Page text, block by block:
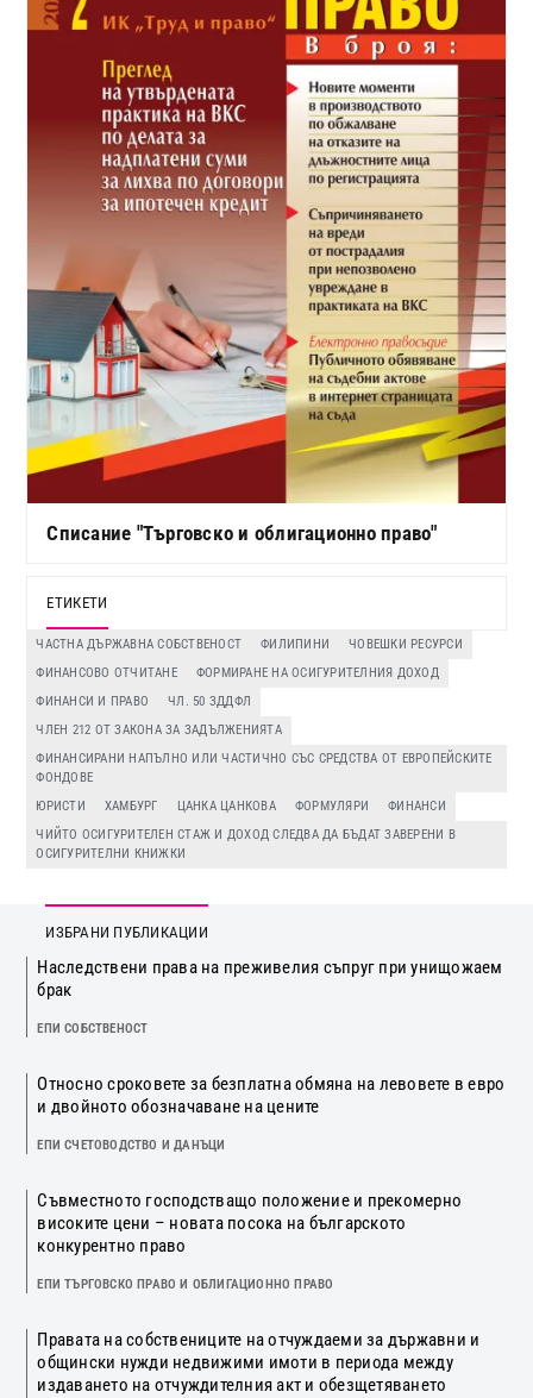
Списание "Търговско и облигационно право"
ЕТИКЕТИ
ЧАСТНА ДЪРЖАВНА СОБСТВЕНОСТ ФИЛИПИНИ
ЧОВЕШКИ РЕСУРСИ
ФИНАНСОВО ОТЧИТАНЕ
ФОРМИРАНЕ НА ОСИГУРИТЕЛНИЯ ДОХОД
ФИНАНСИ И ПРАВО
ЧЛ. 50 ЗДДФЛ
ЧЛЕН 212 ОТ ЗАКОНА ЗА ЗАДЪЛЖЕНИЯТА
ФИНАНСИРАНИ НАПЪЛНО ИЛИ ЧАСТИЧНО СЪС СРЕДСТВА ОТ ЕВРОПЕЙСКИТЕ
ФОНДОВЕ
ЮРИСТИ
ХАМБУРГ ЦАНКА ЦАНКОВА ФОРМУЛЯРИ
ФИНАНСИ
ЧИЙТО ОСИГУРИТЕЛЕН СТАЖ И ДОХОД СЛЕДВА ДА БЪДАТ ЗАВЕРЕНИ В
ОСИГУРИТЕЛНИ КНИЖКИ
ИЗБРАНИ ПУБЛИКАЦИИ
Наследствени права на преживелия съпруг при унищожаем
брак
ЕПИ СОБСТВЕНОСТ
Относно сроковете за безплатна обмяна на левовете в евро
и двойното обозначаване на цените
ЕПИ СЧЕТОВОДСТВО И ДАНЪЦИ
Съвместното господстващо положение и прекомерно
високите цени – новата посока на българското
конкурентно право
ЕПИ ТЪРГОВСКО ПРАВО И ОБЛИГАЦИОННО ПРАВО
Правата на собствениците на отчуждаеми за държавни и
общински нужди недвижими имоти в периода между
издаването на отчуждителния акт и обезщетяването